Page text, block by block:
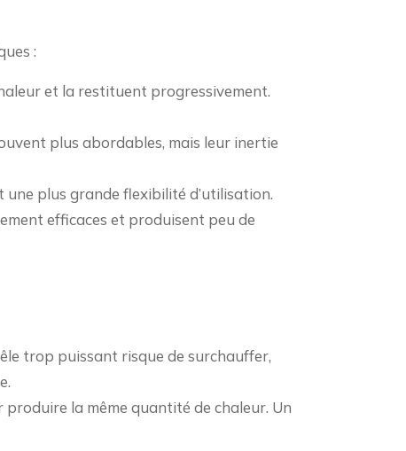
:
et la restituent progressivement.
plus abordables, mais leur inertie
plus grande flexibilité d’utilisation.
efficaces et produisent peu de
trop puissant risque de surchauffer,
produire la même quantité de chaleur. Un